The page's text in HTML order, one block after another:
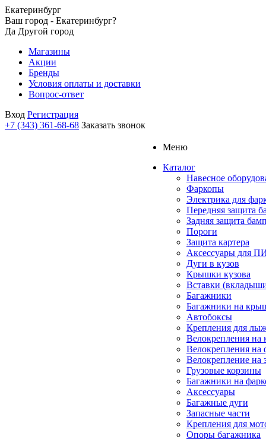
Екатеринбург
Ваш город - Екатеринбург?
Да Другой город
Магазины
Акции
Бренды
Условия оплаты и доставки
Вопрос-ответ
Вход Регистрация
+7 (343) 361-68-68 Заказать звонок
Меню
Каталог
Навесное
Фаркопы
Электрика для
Передняя защита
Задняя защита
Пороги
Защита картера
Аксессуары для
Дуги в кузов
Крышки кузова
Вставки
Багажники
Багажники на
Автобоксы
Крепления для
Велокрепления
Велокрепления на
Велокрепление на
Грузовые корзины
Багажники на
Аксессуары
Багажные дуги
Запасные части
Крепления для
Опоры багажника